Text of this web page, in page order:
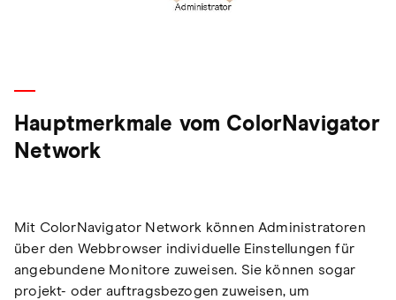
Hauptmerkmale vom ColorNavigator
Network
Mit ColorNavigator Network können Administratoren
über den Webbrowser individuelle Einstellungen für
angebundene Monitore zuweisen. Sie können sogar
projekt- oder auftragsbezogen zuweisen, um